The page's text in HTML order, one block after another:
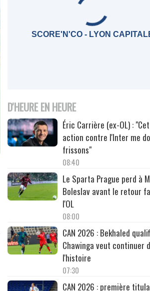
SCORE'N'CO - LYON
D'HEURE EN HEURE
Éric Carrière (ex-OL) :
action contre l'Inter me
frissons"
08:40
Le Sparta Prague perd à
Boleslav avant le retour
l'OL
08:00
CAN 2026 : Bekhaled
Chawinga veut continuer
l'histoire
07:30
CAN 2026 : première